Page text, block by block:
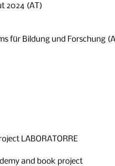
2024 (AT)
für Bildung und Forschung
LABORATORRE
and book project